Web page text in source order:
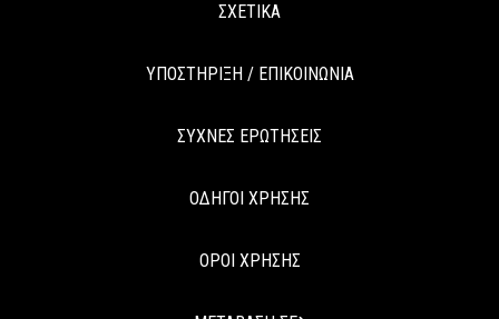
ΣΧΕΤΙΚΑ
ΥΠΟΣΤΗΡΙΞΗ / ΕΠΙΚΟΙΝΩΝΙΑ
ΣΥΧΝΕΣ ΕΡΩΤΗΣΕΙΣ
ΟΔΗΓΟΙ ΧΡΗΣΗΣ
ΟΡΟΙ ΧΡΗΣΗΣ